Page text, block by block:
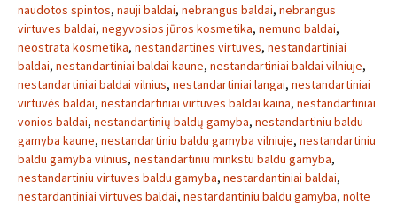
naudotos spintos, nauji baldai, nebrangus baldai, nebrangus
virtuves baldai, negyvosios jūros kosmetika, nemuno baldai,
neostrata kosmetika, nestandartines virtuves, nestandartiniai
baldai, nestandartiniai baldai kaune, nestandartiniai baldai vilniuje,
nestandartiniai baldai vilnius, nestandartiniai langai, nestandartiniai
virtuvės baldai, nestandartiniai virtuves baldai kaina, nestandartiniai
vonios baldai, nestandartinių baldų gamyba, nestandartiniu baldu
gamyba kaune, nestandartiniu baldu gamyba vilniuje, nestandartiniu
baldu gamyba vilnius, nestandartiniu minkstu baldu gamyba,
nestandartiniu virtuves baldu gamyba, nestardantiniai baldai,
nestardantiniai virtuves baldai, nestardantiniu baldu gamyba, nolte